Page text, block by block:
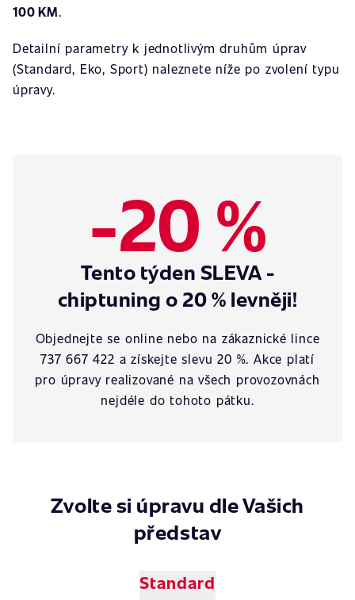
100 KM.
Detailní parametry k jednotlivým druhům úprav
(Standard, Eko, Sport) naleznete níže po zvolení typu
úpravy.
-20 %
Tento týden SLEVA -
chiptuning o 20 % levněji!
Objednejte se online nebo na zákaznické lince
737 667 422 a získejte slevu 20 %. Akce platí
pro úpravy realizované na všech provozovnách
nejdéle do tohoto pátku.
Zvolte si úpravu dle Vašich
představ
Standard